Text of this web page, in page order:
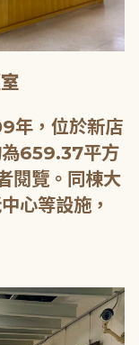
年，位於新店
為659.37平方
閱覽。同棟大
心等設施，